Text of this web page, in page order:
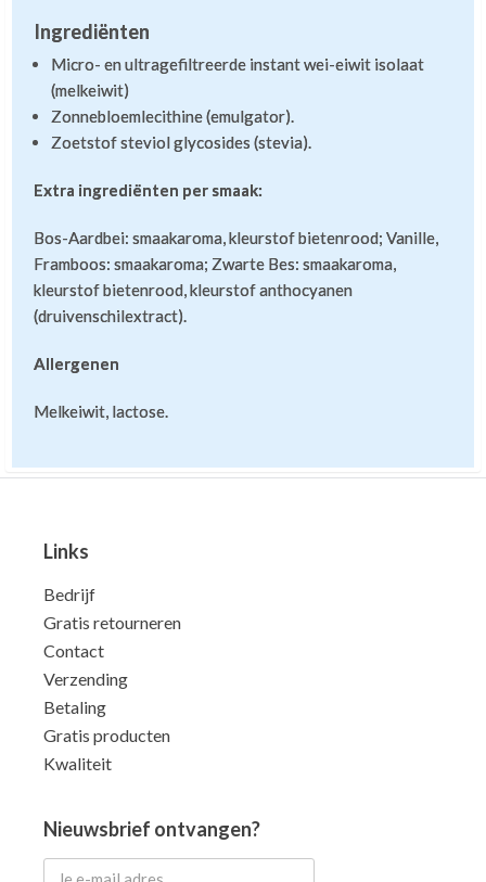
Ingrediënten
Micro- en ultragefiltreerde instant wei-eiwit isolaat
(melkeiwit)
Zonnebloemlecithine (emulgator).
Zoetstof steviol glycosides (stevia).
Extra ingrediënten per smaak:
Bos-Aardbei: smaakaroma, kleurstof bietenrood; Vanille,
Framboos: smaakaroma; Zwarte Bes: smaakaroma,
kleurstof bietenrood, kleurstof anthocyanen
(druivenschilextract).
Allergenen
Melkeiwit, lactose.
Links
Bedrijf
Gratis retourneren
Contact
Verzending
Betaling
Gratis producten
Kwaliteit
Nieuwsbrief ontvangen?